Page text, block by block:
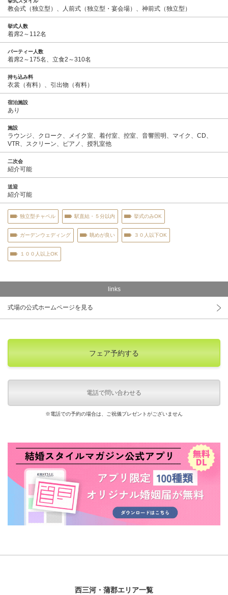
教会式（独立型）、人前式（独立型・宴会場）、神前式（独立型）
挙式人数
着席2～112名
パーティー人数
着席2～175名、立食2～310名
持ち込み料
衣裳（有料）、引出物（有料）
宿泊施設
あり
施設
ラウンジ、クローク、メイク室、着付室、控室、音響照明、マイク、CD、
VTR、スクリーン、ピアノ、授乳室他
二次会
紹介可能
送迎
紹介可能
独立型チャペル 駅直結・５分以内 挙式のみOK
ガーデンウェディング 眺めが良い ３０人以下OK
１００人以上OK
links
式場の公式ホームページを見る
フェア予約する
電話で問い合わせる
※電話での予約の場合は、ご祝儀プレゼントがございません
西三河・蒲郡エリア一覧